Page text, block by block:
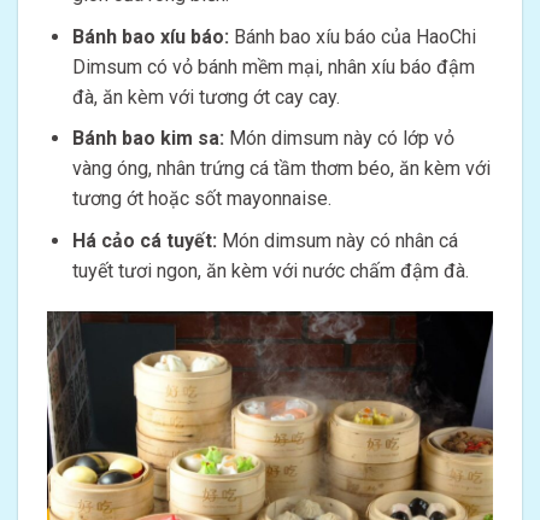
Bánh bao xíu báo: Bánh bao xíu báo của HaoChi
Dimsum có vỏ bánh mềm mại, nhân xíu báo đậm
đà, ăn kèm với tương ớt cay cay.
Bánh bao kim sa: Món dimsum này có lớp vỏ
vàng óng, nhân trứng cá tầm thơm béo, ăn kèm với
tương ớt hoặc sốt mayonnaise.
Há cảo cá tuyết: Món dimsum này có nhân cá
tuyết tươi ngon, ăn kèm với nước chấm đậm đà.